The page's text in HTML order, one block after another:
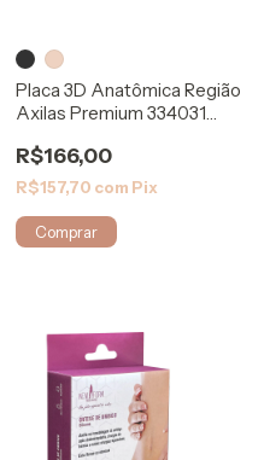
Placa 3D Anatômica Região
Axilas Premium 334031
R$166,00
R$157,70 com Pix
Comprar